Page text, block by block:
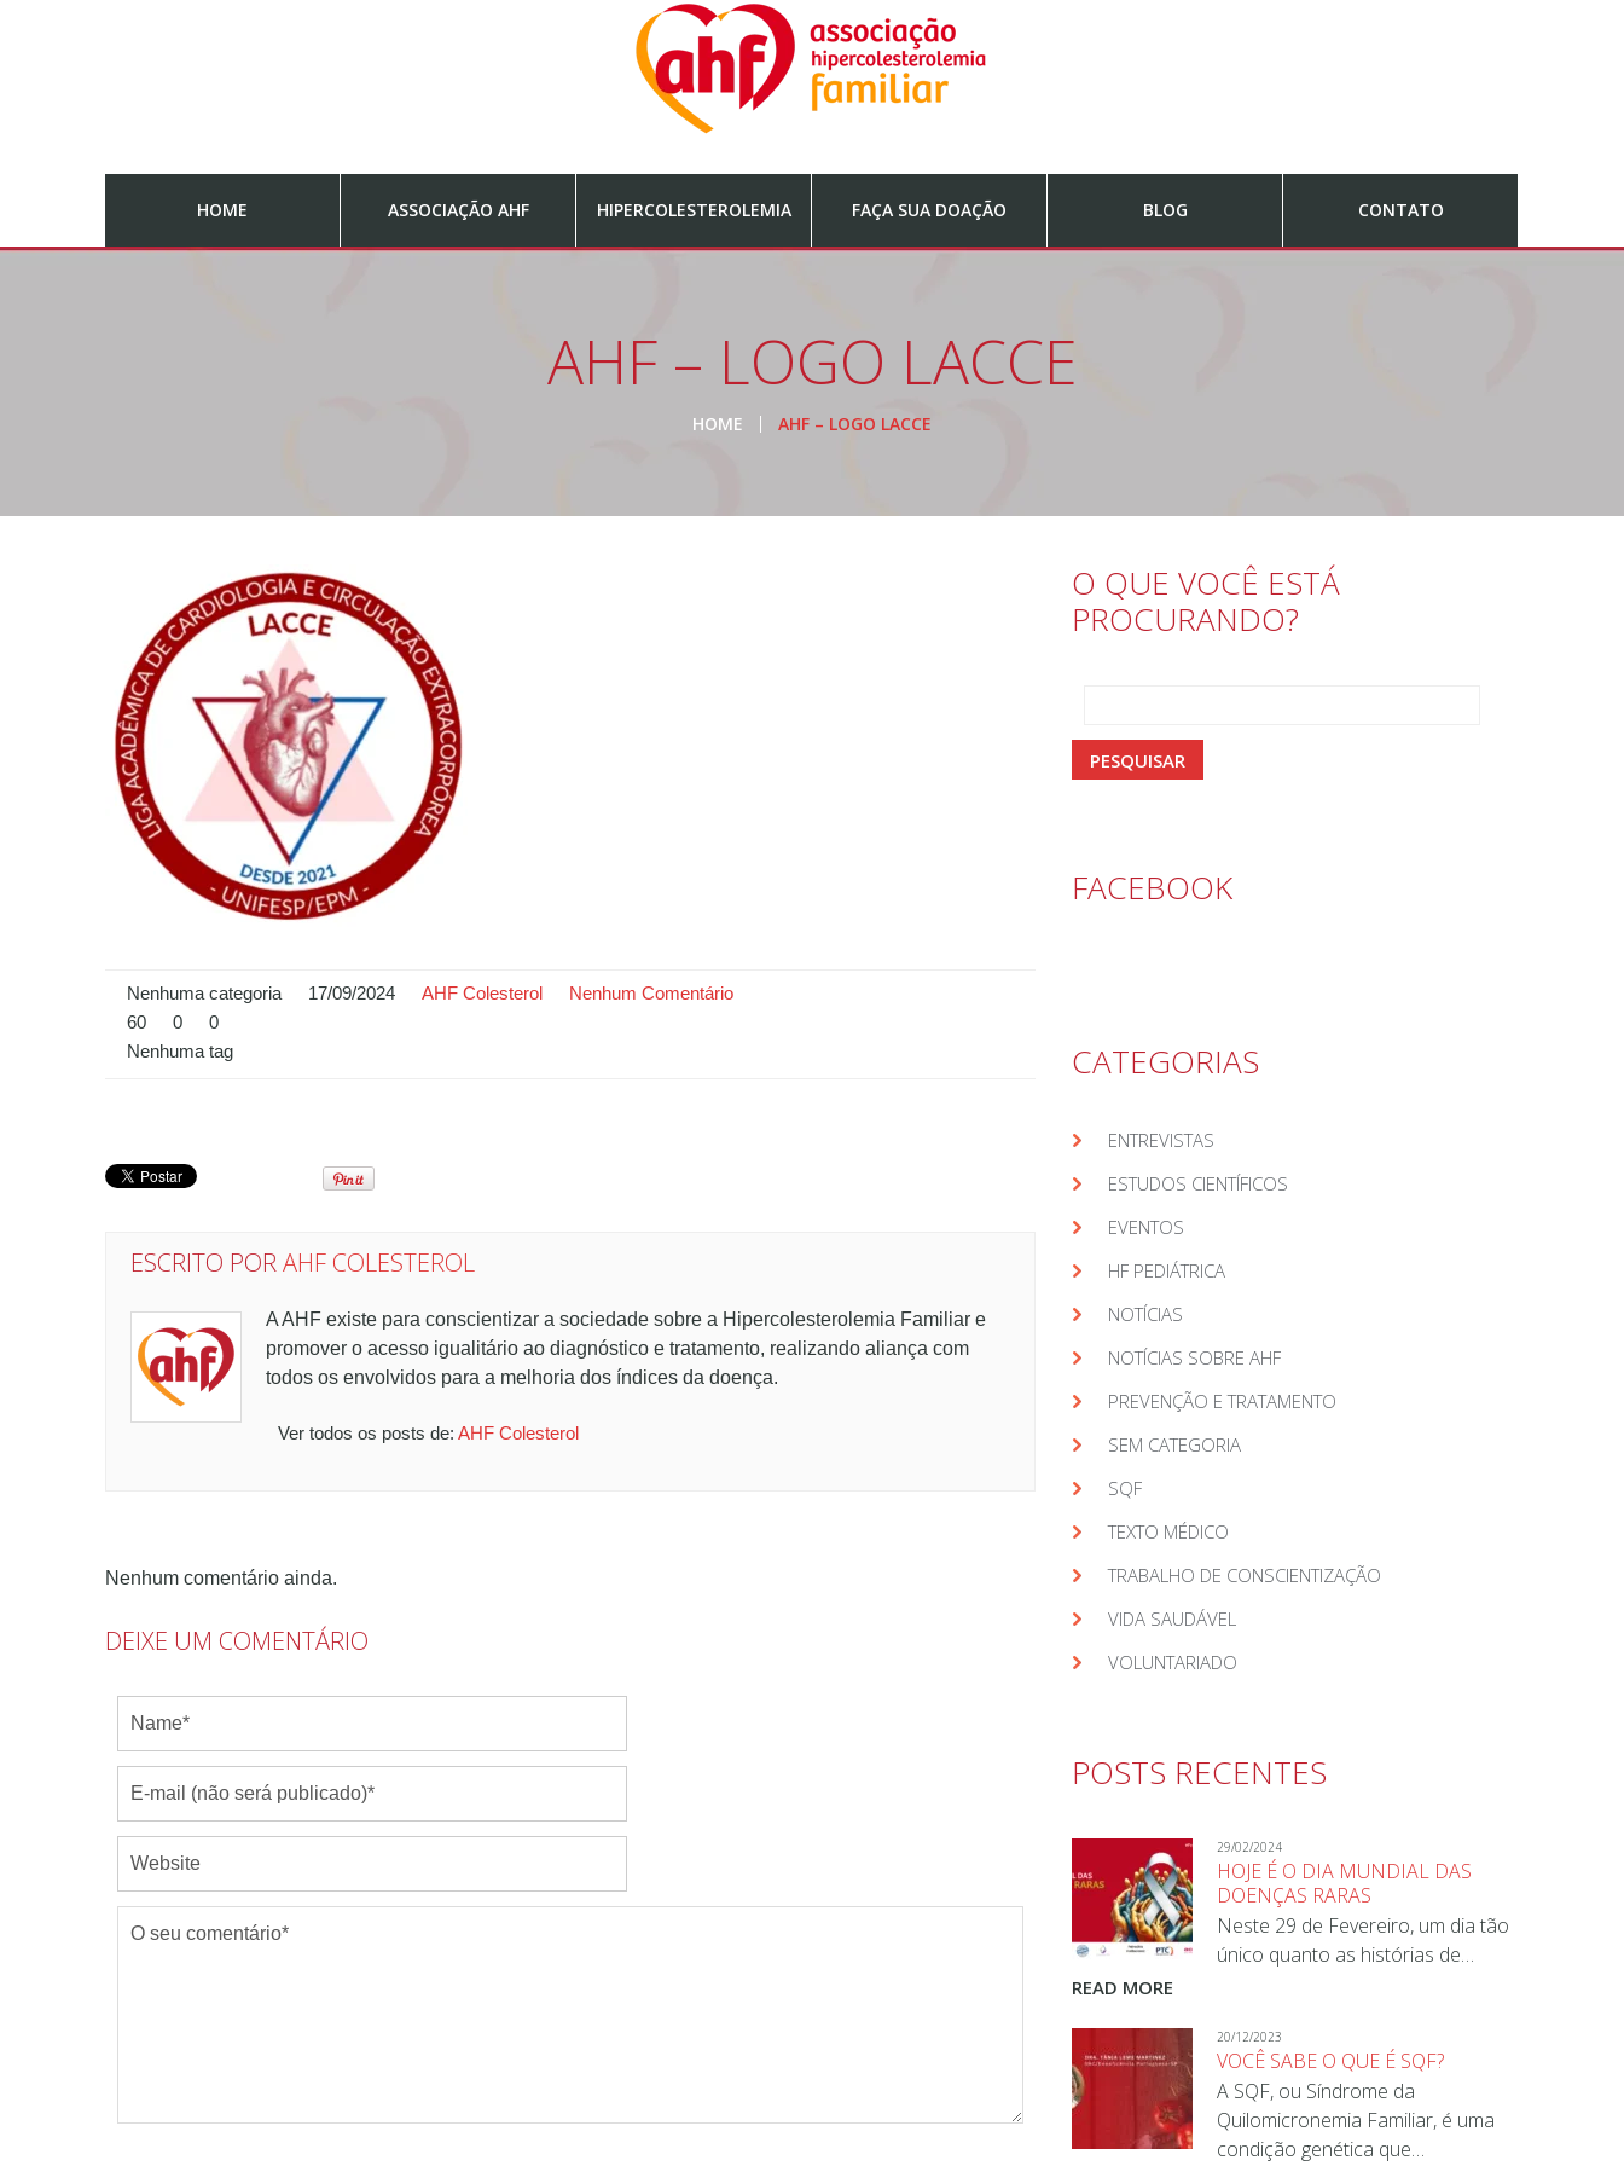
HOME ASSOCIAÇÃO AHF HIPERCOLESTEROLEMIA FAÇA SUA DOAÇÃO BLOG CONTATO
AHF – LOGO LACCE
HOME AHF – LOGO LACCE
Nenhuma categoria 17/09/2024 AHF Colesterol
Nenhum Comentário
60
0
0
Nenhuma tag
ESCRITO PORAHF COLESTEROL
A AHF existe para conscientizar a sociedade sobre a Hipercolesterolemia Familiar e
promover o acesso igualitário ao diagnóstico e tratamento, realizando aliança com
todos os envolvidos para a melhoria dos índices da doença.
Ver todos os posts de: AHF Colesterol
Nenhum comentário ainda.
DEIXE UM COMENTÁRIO
O QUE VOCÊ ESTÁ
PROCURANDO?
FACEBOOK
CATEGORIAS
ENTREVISTAS
ESTUDOS CIENTÍFICOS
EVENTOS
HF PEDIÁTRICA
NOTÍCIAS
NOTÍCIAS SOBRE AHF
PREVENÇÃO E TRATAMENTO
SEM CATEGORIA
SQF
TEXTO MÉDICO
TRABALHO DE CONSCIENTIZAÇÃO
VIDA SAUDÁVEL
VOLUNTARIADO
POSTS RECENTES
29/02/2024
HOJE É O DIA MUNDIAL DAS
DOENÇAS RARAS
Neste 29 de Fevereiro, um dia tão
único quanto as histórias de…
READ MORE
20/12/2023
VOCÊ SABE O QUE É SQF?
A SQF, ou Síndrome da
Quilomicronemia Familiar, é uma
condição genética que…